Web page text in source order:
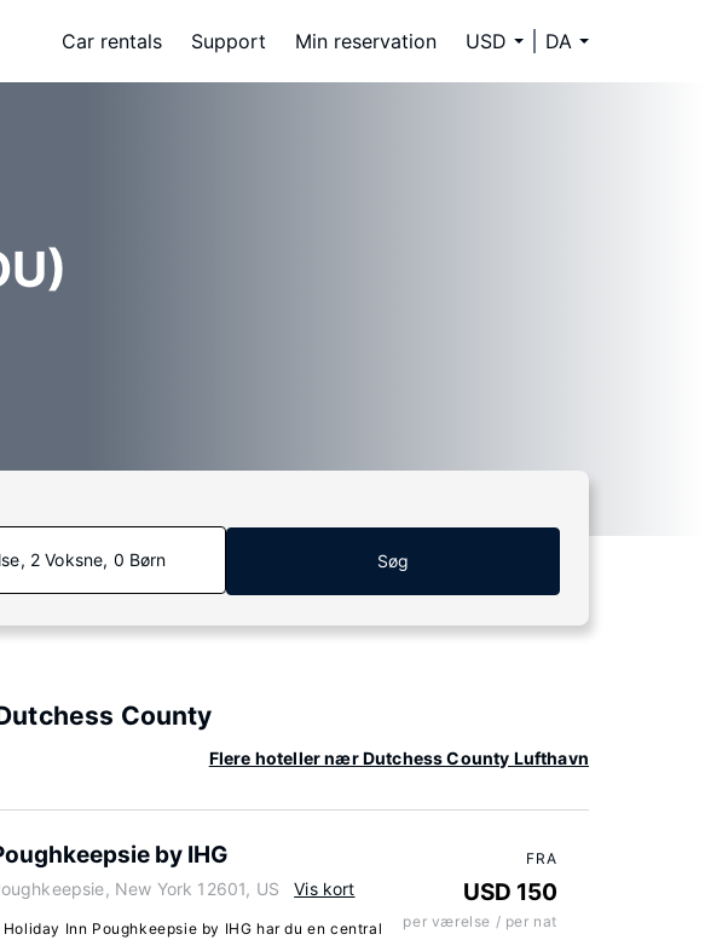
Car rentals Support Min reservation USD DA
2 Voksne, 0 Børn Søg
County
Flere hoteller nær Dutchess County Lufthavn
by IHG
New York 12601, US Vis kort
Inn Poughkeepsie by IHG har du en central
FRA
USD 150
per værelse / per nat